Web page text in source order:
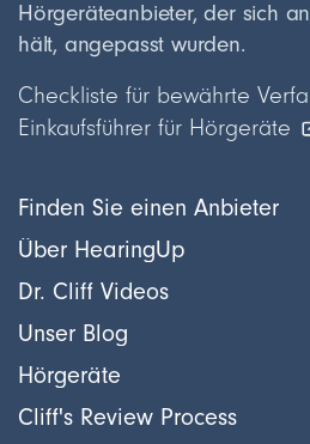
Finden Sie einen Anbieter
Über HearingUp
Dr. Cliff Videos
Unser Blog
Hörgeräte
Cliff's Review Process
Hörgeräteanbieter, der sich
hält, angepasst wurden.
Checkliste für bewährte
Einkaufsführer für Hörgeräte